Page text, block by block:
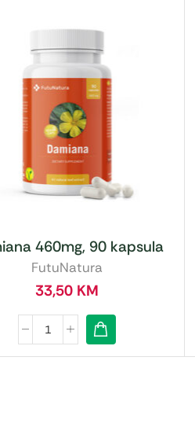
460mg, 90 kapsula
FutuNatura
33,50 KM